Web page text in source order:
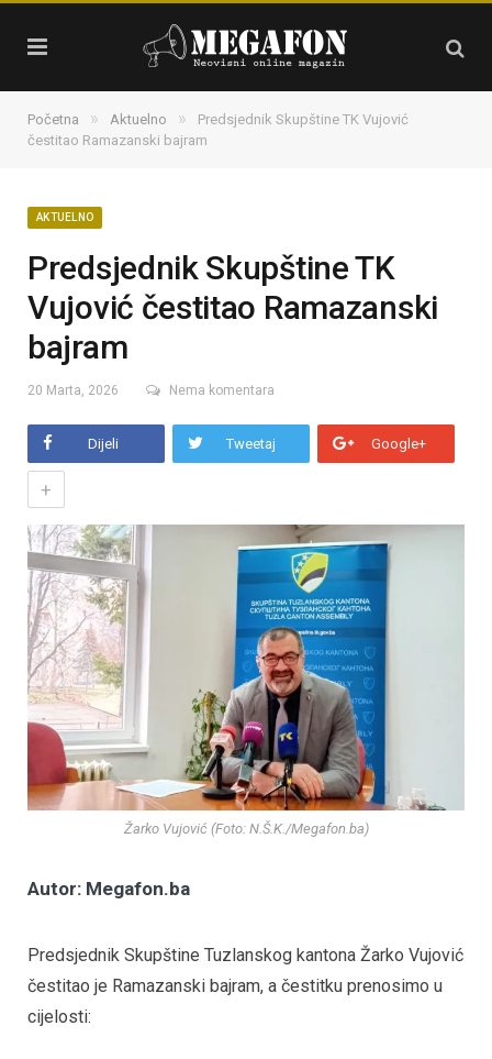
Početna » Aktuelno »
Predsjednik Skupštine TK Vujović
čestitao Ramazanski bajram
AKTUELNO
Predsjednik Skupštine TK
Vujović čestitao Ramazanski
bajram
20 Marta, 2026 Nema komentara
Dijeli Tweetaj Google+
+
Žarko Vujović (Foto: N.Š.K./Megafon.ba)
Autor: Megafon.ba
Predsjednik Skupštine Tuzlanskog kantona Žarko Vujović
čestitao je Ramazanski bajram, a čestitku prenosimo u
cijelosti: